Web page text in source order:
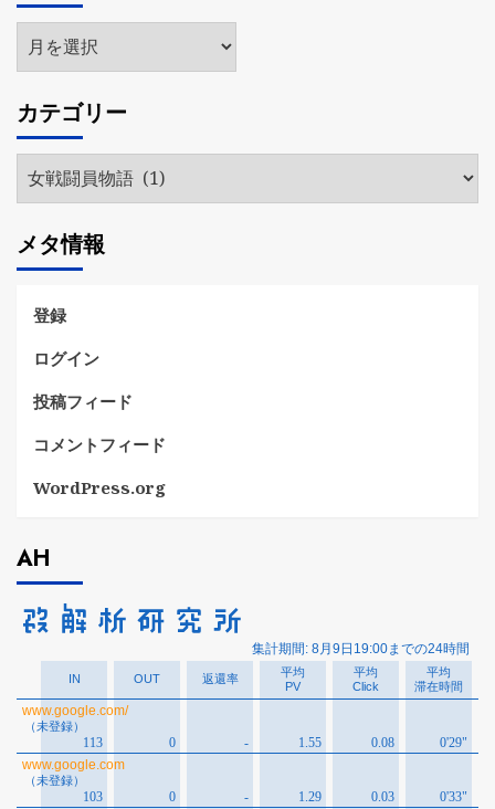
ア
ー
イ
ブ
カテゴリー
テ
リ
ー
メタ情報
登録
ログイン
投稿フィード
コメントフィード
WordPress.org
AH